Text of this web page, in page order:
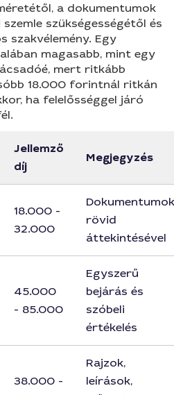
a dokumentumok
szükségességétől és
szakvélemény. Egy
magasabb, mint egy
mert ritkább
18.000 forintnál ritkán
ha felelősséggel járó
Jellemző
díj
Megjegyzés
18.000 -
32.000
Dokumentumok
rövid
áttekintésével
45.000
- 85.000
Egyszerű
bejárás és
szóbeli
értékelés
38.000 -
Rajzok,
leírások,